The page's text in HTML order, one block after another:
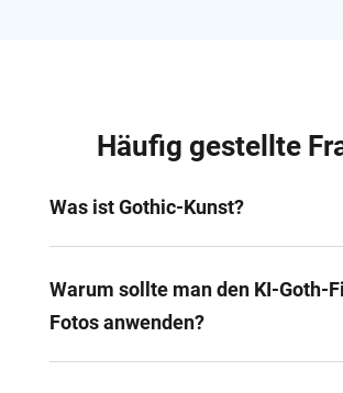
Häufig gestellte
Was ist Gothic-Kunst?
Mittelalter entstand und bis heute
Architekten und Filmemacher
Warum sollte man den KI-Goth-
Fotos anwenden?